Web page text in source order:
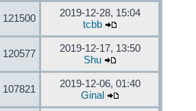
121500
2019-12-28, 15:04
tcbb
120577
2019-12-17, 13:50
Shu
107821
2019-12-06, 01:40
Ginal